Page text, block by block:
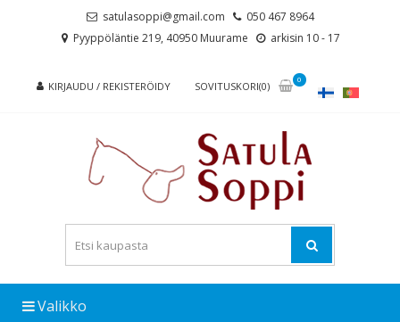
satulasoppi@gmail.com
050 467 8964
Pyyppöläntie 219, 40950 Muurame
arkisin 10 - 17
KIRJAUDU / REKISTERÖIDY SOVITUSKORI(0)
0
Valikko